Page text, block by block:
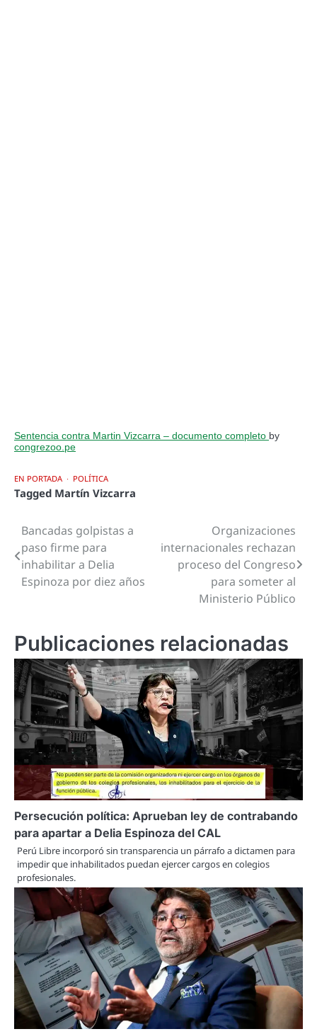
Sentencia contra Martin Vizcarra – documento completo by
congrezoo.pe
EN PORTADA POLÍTICA
Tagged Martín Vizcarra
Navegación
de
entradas
Bancadas golpistas a
paso firme para
inhabilitar a Delia
Espinoza por diez años
Organizaciones
internacionales rechazan
proceso del Congreso
para someter al
Ministerio Público
Publicaciones relacionadas
Persecución política: Aprueban ley de contrabando
para apartar a Delia Espinoza del CAL
Perú Libre incorporó sin transparencia un párrafo a dictamen para
impedir que inhabilitados puedan ejercer cargos en colegios
profesionales.